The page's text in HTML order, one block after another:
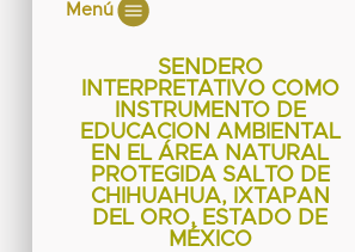
Menú
SENDERO
INTERPRETATIVO COMO
INSTRUMENTO DE
EDUCACION AMBIENTAL
EN EL ÁREA NATURAL
PROTEGIDA SALTO DE
CHIHUAHUA, IXTAPAN
DEL ORO, ESTADO DE
MÉXICO